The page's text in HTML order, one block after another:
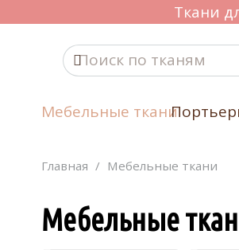
Ткани
Мебельные ткани
Главная / Мебельные ткани
Мебельные